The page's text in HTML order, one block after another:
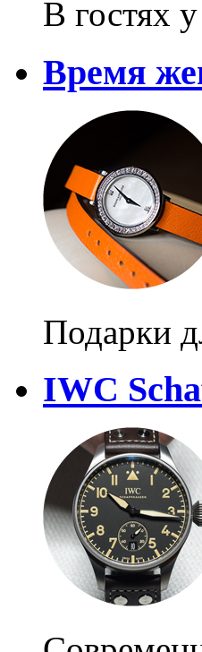
В гостях
Время
Подарки
IWC